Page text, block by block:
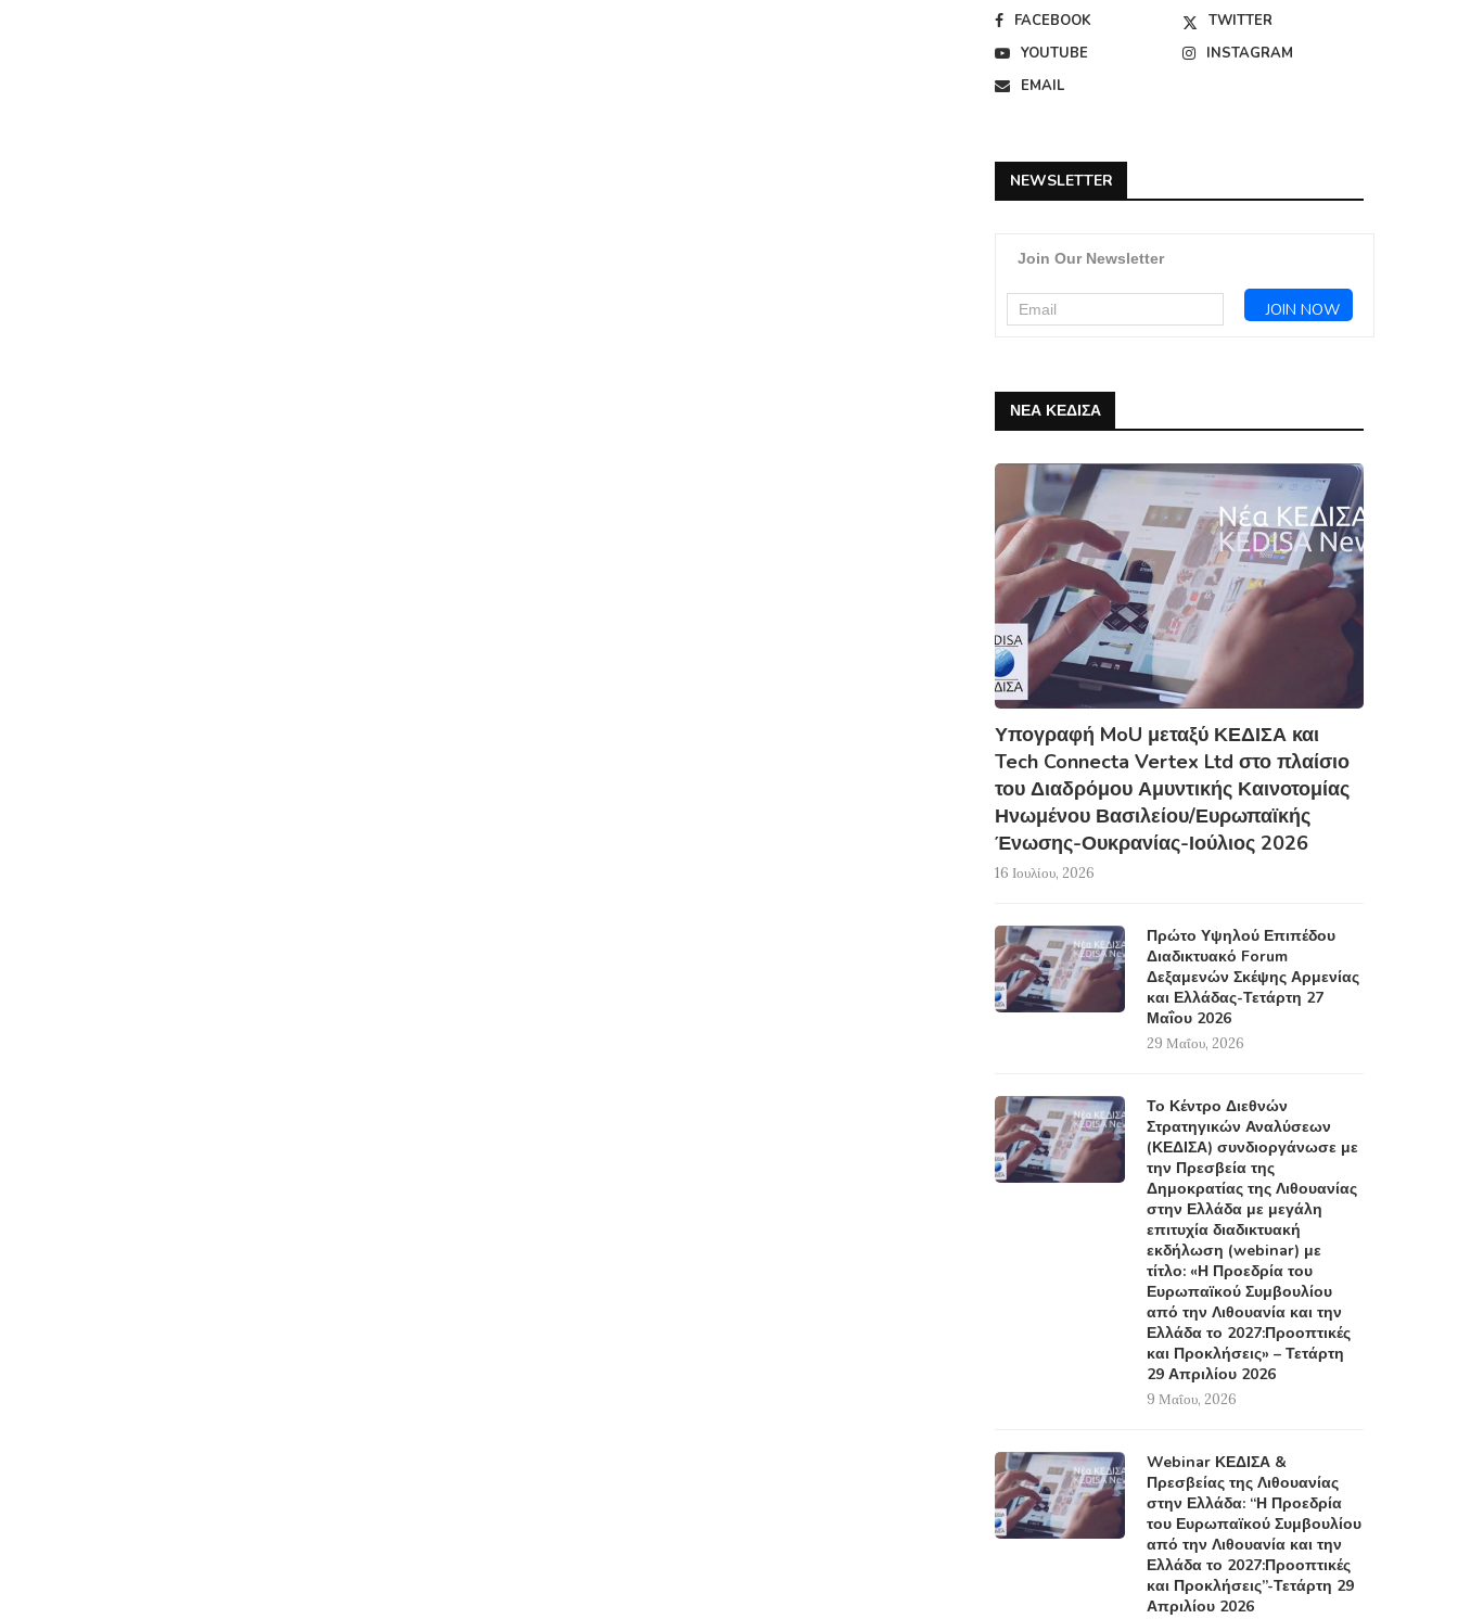
FACEBOOK
TWITTER
YOUTUBE
INSTAGRAM
EMAIL
NEWSLETTER
Join Our Newsletter
ΝΕΑ ΚΕΔΙΣΑ
Υπογραφή MoU μεταξύ ΚΕΔΙΣΑ και
Tech Connecta Vertex Ltd στο πλαίσιο
του Διαδρόμου Αμυντικής Καινοτομίας
Ηνωμένου Βασιλείου/Ευρωπαϊκής
Ένωσης-Ουκρανίας-Ιούλιος 2026
16 Ιουλίου, 2026
Πρώτο Υψηλού Επιπέδου
Διαδικτυακό Forum
Δεξαμενών Σκέψης Αρμενίας
και Ελλάδας-Τετάρτη 27
Μαΐου 2026
29 Μαΐου, 2026
Το Κέντρο Διεθνών
Στρατηγικών Αναλύσεων
(ΚΕΔΙΣΑ) συνδιοργάνωσε με
την Πρεσβεία της
Δημοκρατίας της Λιθουανίας
στην Ελλάδα με μεγάλη
επιτυχία διαδικτυακή
εκδήλωση (webinar) με
τίτλο: «Η Προεδρία του
Ευρωπαϊκού Συμβουλίου
από την Λιθουανία και την
Ελλάδα το 2027:Προοπτικές
και Προκλήσεις» – Τετάρτη
29 Απριλίου 2026
9 Μαΐου, 2026
Webinar ΚΕΔΙΣΑ &
Πρεσβείας της Λιθουανίας
στην Ελλάδα: “Η Προεδρία
του Ευρωπαϊκού Συμβουλίου
από την Λιθουανία και την
Ελλάδα το 2027:Προοπτικές
και Προκλήσεις”-Τετάρτη 29
Απριλίου 2026